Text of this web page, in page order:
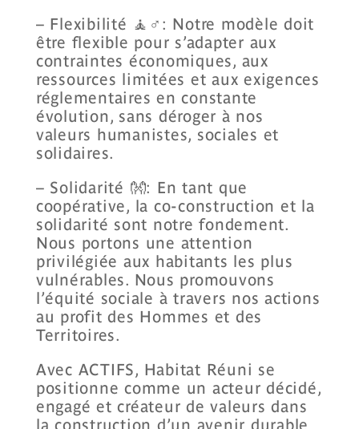
– Flexibilité 🧘♂️: Notre modèle doit
être flexible pour s’adapter aux
contraintes économiques, aux
ressources limitées et aux exigences
réglementaires en constante
évolution, sans déroger à nos
valeurs humanistes, sociales et
solidaires.
– Solidarité 👐: En tant que
coopérative, la co-construction et la
solidarité sont notre fondement.
Nous portons une attention
privilégiée aux habitants les plus
vulnérables. Nous promouvons
l’équité sociale à travers nos actions
au profit des Hommes et des
Territoires.
Avec ACTIFS, Habitat Réuni se
positionne comme un acteur décidé,
engagé et créateur de valeurs dans
la construction d’un avenir durable